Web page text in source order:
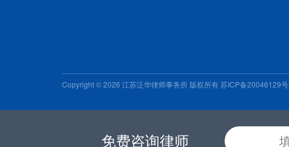
免费咨询律师
Copyright © 2026 江苏泛华律师事务所 版权所有苏ICP备20046129号